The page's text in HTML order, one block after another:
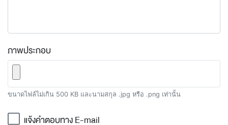
ภาพประกอบ
ขนาดไฟล์ไม่เกิน 500 KB และนามสกุล .jpg หรือ .png เท่านั้น
แจ้งคำตอบทาง E-mail